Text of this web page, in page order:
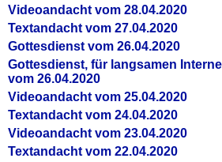
Videoandacht vom 28.04.2020
Textandacht vom 27.04.2020
Gottesdienst vom 26.04.2020
Gottesdienst, für langsamen
vom 26.04.2020
Videoandacht vom 25.04.2020
Textandacht vom 24.04.2020
Videoandacht vom 23.04.2020
Textandacht vom 22.04.2020